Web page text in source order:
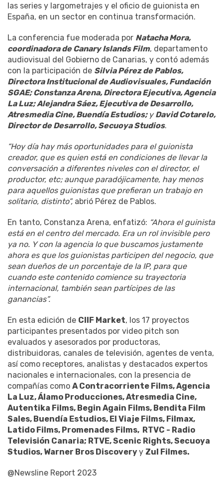
las series y largometrajes y el oficio de guionista en
España, en un sector en continua transformación.
La conferencia fue moderada por Natacha Mora,
coordinadora de Canary Islands Film, departamento
audiovisual del Gobierno de Canarias, y contó además
con la participación de Silvia Pérez de Pablos,
Directora Institucional de Audiovisuales, Fundación
SGAE; Constanza Arena, Directora Ejecutiva, Agencia
La Luz; Alejandra Sáez, Ejecutiva de Desarrollo,
Atresmedia Cine, Buendía Estudios; yDavid Cotarelo,
Director de Desarrollo, Secuoya Studios.
“Hoy día hay más oportunidades para el guionista
creador, que es quien está en condiciones de llevar la
conversación a diferentes niveles con el director, el
productor, etc; aunque paradójicamente, hay menos
para aquellos guionistas que prefieran un trabajo en
solitario, distinto”, abrió Pérez de Pablos.
En tanto, Constanza Arena, enfatizó: “Ahora el guinista
está en el centro del mercado. Era un rol invisible pero
ya no. Y con la agencia lo que buscamos justamente
ahora es que los guionistas participen del negocio, que
sean dueños de un porcentaje de la IP, para que
cuando este contenido comience su trayectoria
internacional, también sean partícipes de las
ganancias”.
En esta edición de CIIF Market, los 17 proyectos
participantes presentados por video pitch son
evaluados y asesorados por productoras,
distribuidoras, canales de televisión, agentes de venta,
así como receptores, analistas y destacados expertos
nacionales e internacionales, con la presencia de
compañías como A Contracorriente Films, Agencia
La Luz, Álamo Producciones, Atresmedia Cine,
Autentika Films, Begin Again Films, Bendita Film
Sales, Buendía Estudios, El Viaje Films, Filmax,
Latido Films, Promenades Films, RTVC - Radio
Televisión Canaria; RTVE, Scenic Rights, Secuoya
Studios, Warner Bros Discoveryy Zul Filmes.
@Newsline Report 2023